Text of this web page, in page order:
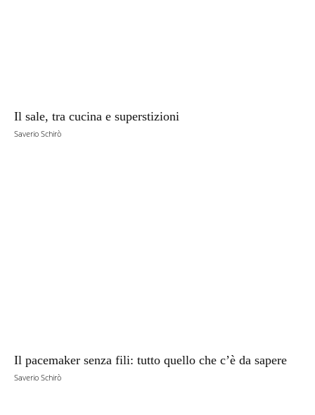
Il sale, tra cucina e superstizioni
Saverio Schirò
Il pacemaker senza fili: tutto quello che c’è da sapere
Saverio Schirò